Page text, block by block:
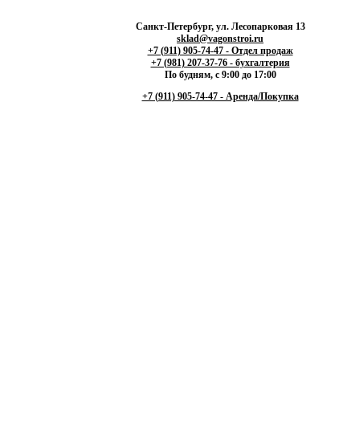
Санкт-Петербург, ул. Лесопарковая 13
sklad@vagonstroi.ru
+7 (911) 905-74-47 - Отдел продаж
+7 (981) 207-37-76 - бухгалтерия
По будням, с 9:00 до 17:00
+7 (911) 905-74-47 - Аренда/Покупка